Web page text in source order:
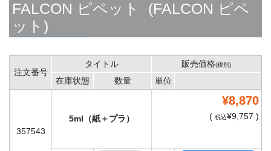
FALCON ピペット (FALCON ピペ
ット)
注文番号
タイトル 販売価格(税別)
在庫状態 数量 単位
357543
5ml（紙＋プラ）
¥8,870
( 税込¥9,757 )